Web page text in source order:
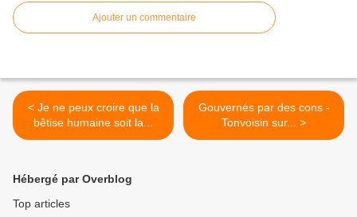
Ajouter un commentaire
< Je ne peux croire que la
bêtise humaine soit la...
Gouvernés par des cons -
Tonvoisin sur... >
Hébergé par Overblog
Top articles